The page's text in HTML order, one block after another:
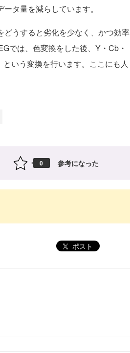
タ量を減らしています。
うすると劣化を少なく、かつ効率
では、色変換をした後、Y・Cb・
いう変換を行います。ここにも人
0 参考になった
ポスト